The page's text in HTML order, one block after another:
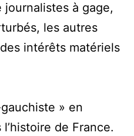
à gage,
les autres
intérêts matériels
» en
de France.